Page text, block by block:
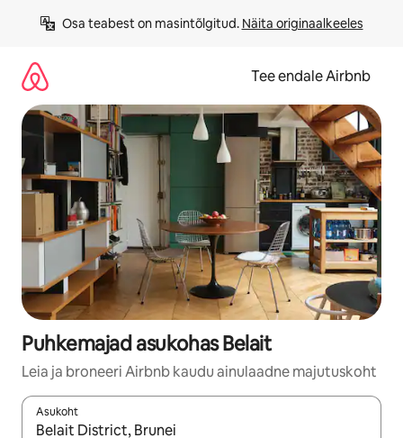
Osa teabest on masintõlgitud. Näita originaalkeeles
Tee endale Airbnb
Puhkemajad asukohas Belait
Leia ja broneeri Airbnb kaudu ainulaadne majutuskoht
Asukoht
Kui tulemused on kuvatud, liigu ekraanil nooleklahvidega või